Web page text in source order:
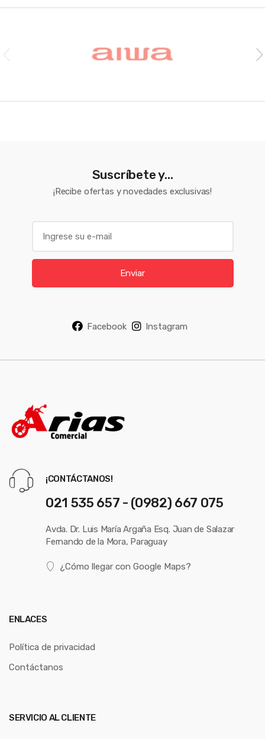
Suscríbete y...
¡Recibe ofertas y novedades exclusivas!
l
Enviar
Facebook Instagram
¡CONTÁCTANOS!
021 535 657 - (0982) 667 075
Avda. Dr. Luis María Argaña Esq. Juan de Salazar
Fernando de la Mora, Paraguay
¿Cómo llegar con Google Maps?
ENLACES
Política de privacidad
Contáctanos
SERVICIO AL CLIENTE